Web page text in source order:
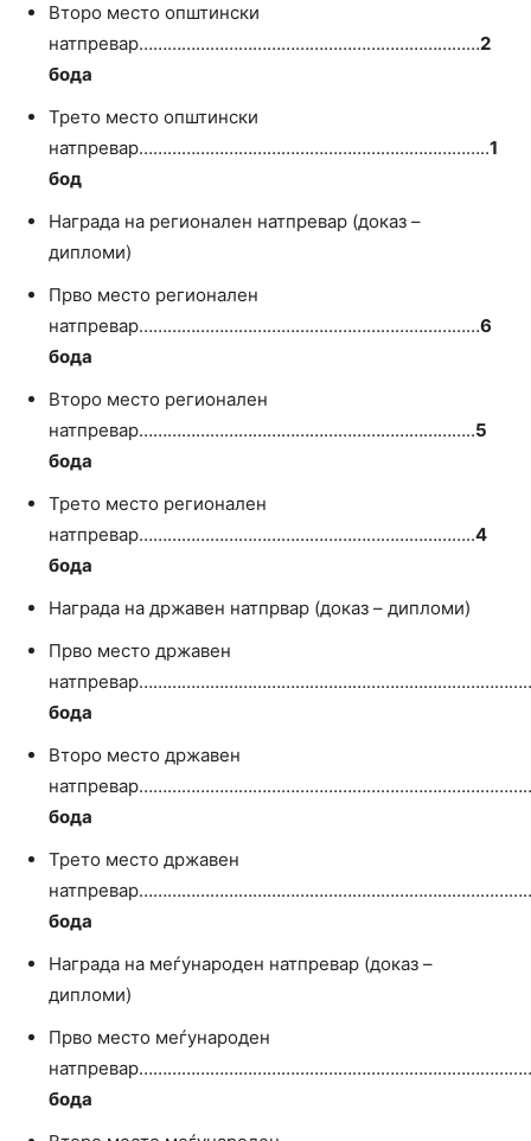
Второ место општински
натпревар………………………………………………………………2
бода
Трето место општински
натпревар………………………………………………………………..1
бод
Награда на регионален натпревар (доказ –
дипломи)
Прво место регионален
натпревар………………………………………………………………6
бода
Второ место регионален
натпревар……………………………………………………………..5
бода
Трето место регионален
натпревар……………………………………………………………..4
бода
Награда на државен натпрвар (доказ – дипломи)
Прво место државен
бода
Второ место државен
бода
Трето место државен
бода
Награда на меѓународен натпревар (доказ –
дипломи)
Прво место меѓународен
бода